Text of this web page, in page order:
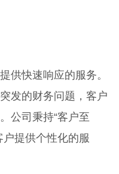
供快速响应的服务。
发的财务问题，客户
公司秉持“客户至
户提供个性化的服